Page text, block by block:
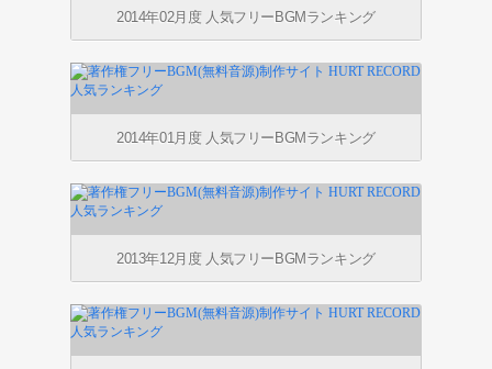
2014年02月度 人気フリーBGMランキング
2014年01月度 人気フリーBGMランキング
2013年12月度 人気フリーBGMランキング